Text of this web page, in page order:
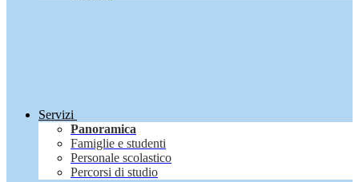
Servizi
Panoramica
Famiglie e studenti
Personale scolastico
Percorsi di studio